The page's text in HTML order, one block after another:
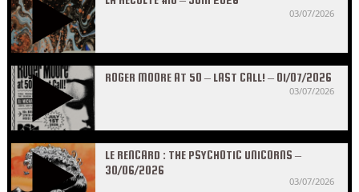
03/07/2026
ROGER MOORE AT 50 – LAST CALL! – 01/07/2026
03/07/2026
LE RENCARD : THE PSYCHOTIC UNICORNS –
30/06/2026
03/07/2026